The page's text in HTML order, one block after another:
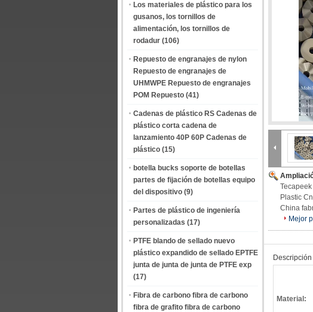
Los materiales de plástico para los
gusanos, los tornillos de
alimentación, los tornillos de
rodadur (106)
Repuesto de engranajes de nylon
Repuesto de engranajes de
UHMWPE Repuesto de engranajes
POM Repuesto (41)
Cadenas de plástico RS Cadenas de
plástico corta cadena de
lanzamiento 40P 60P Cadenas de
plástico (15)
botella bucks soporte de botellas
partes de fijación de botellas equipo
del dispositivo (9)
Partes de plástico de ingeniería
personalizadas (17)
PTFE blando de sellado nuevo
plástico expandido de sellado EPTFE
junta de junta de junta de PTFE exp
(17)
Fibra de carbono fibra de carbono
fibra de grafito fibra de carbono
Plastic
China
Mejor
Material: